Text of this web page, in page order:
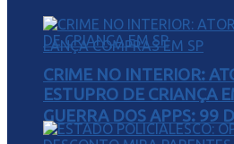
GUERRA DOS APPS: 99
CRIME NO INTERIOR:
ESTUPRO DE CRIANÇA